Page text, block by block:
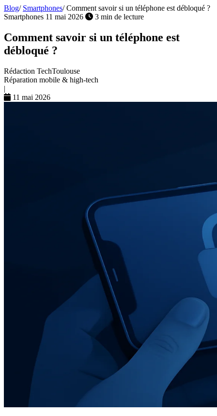
Blog/ Smartphones/ Comment savoir si un téléphone est débloqué ?
Smartphones 11 mai 2026 3 min de lecture
Comment savoir si un téléphone est
débloqué ?
Rédaction TechToulouse
Réparation mobile & high-tech
|
11 mai 2026